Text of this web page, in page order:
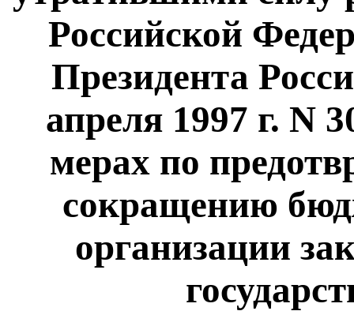
Российской
Президента
апреля 1997 г. N
мерах по
сокращению
организации